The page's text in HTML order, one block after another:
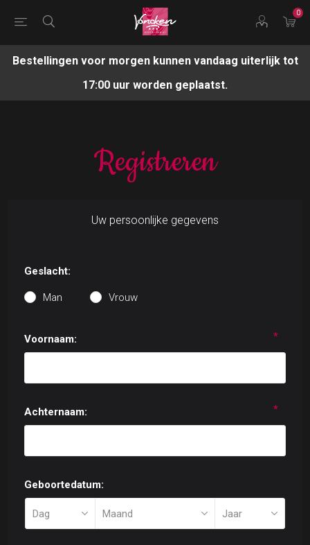
0
Bestellingen voor morgen kunnen vandaag uiterlijk tot
17:00 uur worden geplaatst.
Registreren
Uw persoonlijke gegevens
Geslacht:
Man Vrouw
Voornaam: *
Achternaam: *
Geboortedatum: